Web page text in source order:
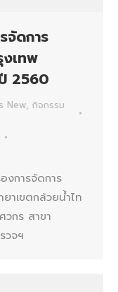
จัดการ
เทพ
2560
New, กิจกรรม
งการจัดการ
าเขตกล้วยน้ำไท
กร สาขา
วจฯ